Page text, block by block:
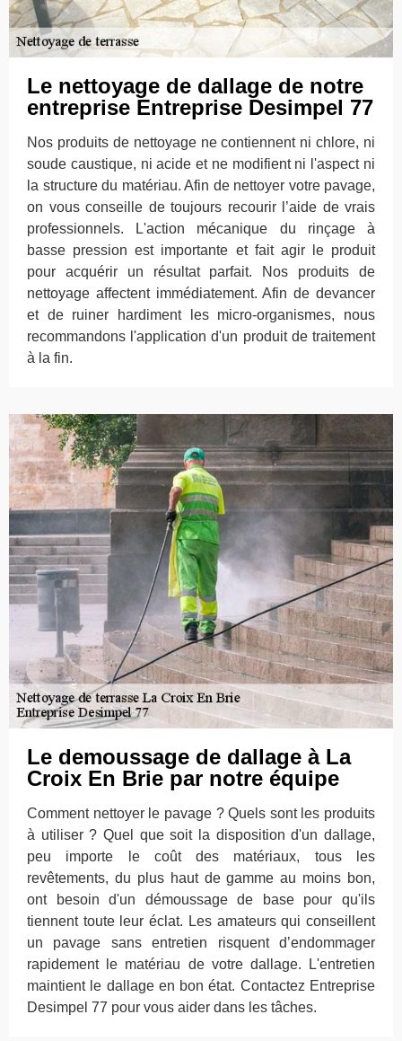
Le nettoyage de dallage de notre
entreprise Entreprise Desimpel 77
Nos produits de nettoyage ne contiennent ni chlore, ni
soude caustique, ni acide et ne modifient ni l'aspect ni
la structure du matériau. Afin de nettoyer votre pavage,
on vous conseille de toujours recourir l’aide de vrais
professionnels. L'action mécanique du rinçage à
basse pression est importante et fait agir le produit
pour acquérir un résultat parfait. Nos produits de
nettoyage affectent immédiatement. Afin de devancer
et de ruiner hardiment les micro-organismes, nous
recommandons l'application d'un produit de traitement
à la fin.
Le demoussage de dallage à La
Croix En Brie par notre équipe
Comment nettoyer le pavage ? Quels sont les produits
à utiliser ? Quel que soit la disposition d'un dallage,
peu importe le coût des matériaux, tous les
revêtements, du plus haut de gamme au moins bon,
ont besoin d'un démoussage de base pour qu'ils
tiennent toute leur éclat. Les amateurs qui conseillent
un pavage sans entretien risquent d’endommager
rapidement le matériau de votre dallage. L'entretien
maintient le dallage en bon état. Contactez Entreprise
Desimpel 77 pour vous aider dans les tâches.